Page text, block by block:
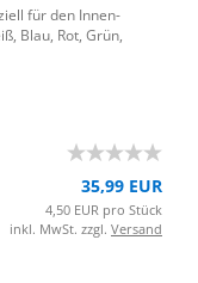
für den In­nen­
Blau, Rot, Grün,
35,99 EUR
4,50 EUR pro Stück
inkl. MwSt. zzgl. Versand